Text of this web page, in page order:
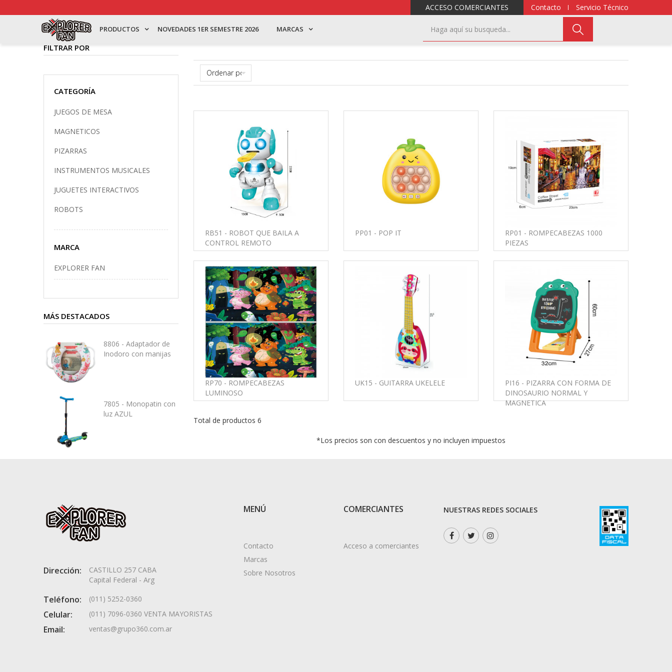
ACCESO COMERCIANTES Contacto Servicio Técnico
PRODUCTOS NOVEDADES 1ER SEMESTRE 2026 MARCAS
FILTRAR POR
CATEGORÍA
JUEGOS DE MESA
MAGNETICOS
PIZARRAS
INSTRUMENTOS MUSICALES
JUGUETES INTERACTIVOS
ROBOTS
MARCA
EXPLORER FAN
MÁS DESTACADOS
8806 - Adaptador de
Inodoro con manijas
7805 - Monopatin con
luz AZUL
RB51 - ROBOT QUE BAILA A
CONTROL REMOTO
PP01 - POP IT
RP01 - ROMPECABEZAS 1000
PIEZAS
RP70 - ROMPECABEZAS
LUMINOSO
UK15 - GUITARRA UKELELE
PI16 - PIZARRA CON FORMA DE
DINOSAURIO NORMAL Y
MAGNETICA
Total de productos 6
*Los precios son con descuentos y no incluyen impuestos
Dirección:
CASTILLO 257 CABA
Capital Federal - Arg
Teléfono: (011) 5252-0360
Celular: (011) 7096-0360 VENTA MAYORISTAS
Email: ventas@grupo360.com.ar
MENÚ
Contacto
Marcas
Sobre Nosotros
COMERCIANTES
Acceso a comerciantes
NUESTRAS REDES SOCIALES